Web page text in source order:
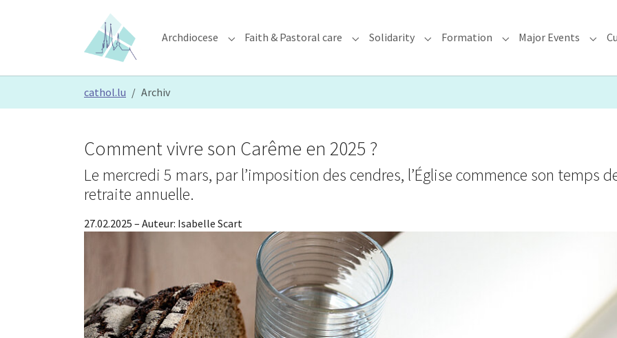
Archdiocese Submenu for "Archdiocese"
Faith & Pastoral care Submenu for "Faith & Pastoral care"
Solidarity Submenu for "Solidarity"
Formation Submenu for
Major Events
cathol.lu Archiv
Comment vivre son Carême en 2025 ?
Le mercredi 5 mars, par l’imposition des cendres, l’Église commence son temps
retraite annuelle.
27.02.2025 – Auteur: Isabelle Scart